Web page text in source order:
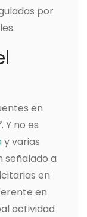
por
en
. Y no es
y varias
señalado a
en
en
actividad